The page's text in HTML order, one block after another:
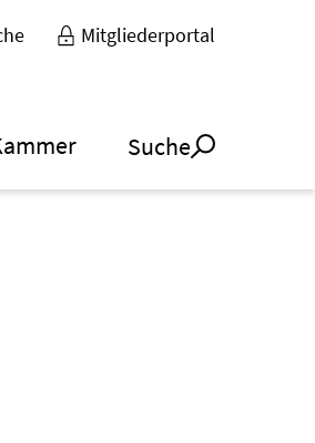
Mitgliederportal
Suche